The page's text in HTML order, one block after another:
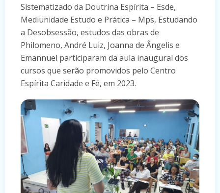
Sistematizado da Doutrina Espírita – Esde,
Mediunidade Estudo e Prática – Mps, Estudando
a Desobsessão, estudos das obras de
Philomeno, André Luiz, Joanna de Ângelis e
Emannuel participaram da aula inaugural dos
cursos que serão promovidos pelo Centro
Espírita Caridade e Fé, em 2023.